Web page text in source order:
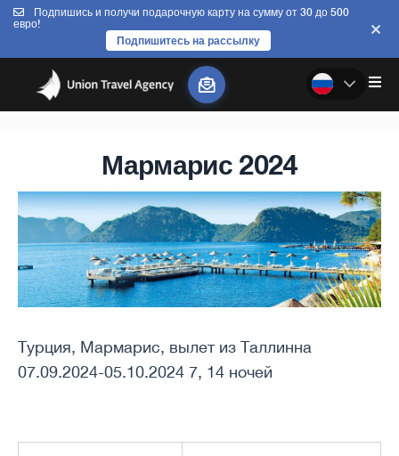
Подпишись и получи подарочную карту на сумму от 30 до 500
евро!
Подпишитесь на рассылку
Мармарис 2024
Турция, Мармарис, вылет из Таллинна
07.09.2024-05.10.2024 7, 14 ночей